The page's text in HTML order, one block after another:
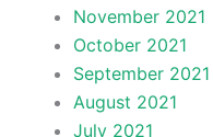
November 2021
October 2021
September 2021
August 2021
July 2021